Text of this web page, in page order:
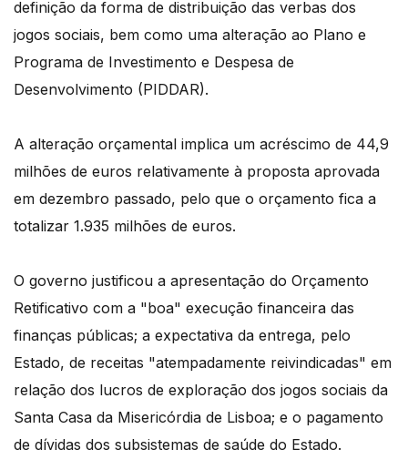
definição da forma de distribuição das verbas dos
jogos sociais, bem como uma alteração ao Plano e
Programa de Investimento e Despesa de
Desenvolvimento (PIDDAR).
A alteração orçamental implica um acréscimo de 44,9
milhões de euros relativamente à proposta aprovada
em dezembro passado, pelo que o orçamento fica a
totalizar 1.935 milhões de euros.
O governo justificou a apresentação do Orçamento
Retificativo com a "boa" execução financeira das
finanças públicas; a expectativa da entrega, pelo
Estado, de receitas "atempadamente reivindicadas" em
relação dos lucros de exploração dos jogos sociais da
Santa Casa da Misericórdia de Lisboa; e o pagamento
de dívidas dos subsistemas de saúde do Estado.